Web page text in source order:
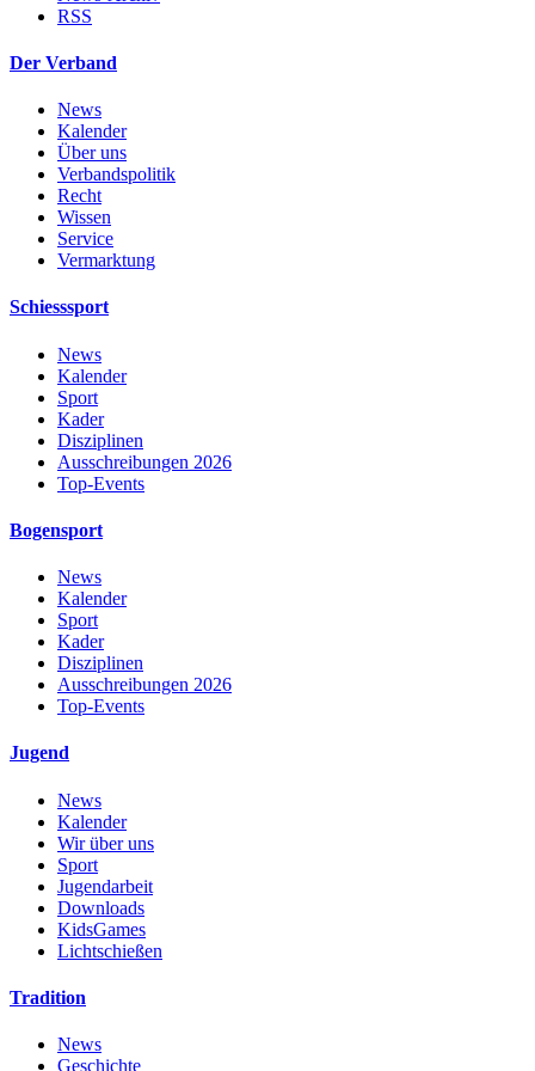
RSS
Der Verband
News
Kalender
Über uns
Verbandspolitik
Recht
Wissen
Service
Vermarktung
Schiesssport
News
Kalender
Sport
Kader
Disziplinen
Ausschreibungen 2026
Top-Events
Bogensport
News
Kalender
Sport
Kader
Disziplinen
Ausschreibungen 2026
Top-Events
Jugend
News
Kalender
Wir über uns
Sport
Jugendarbeit
Downloads
KidsGames
Lichtschießen
Tradition
News
Geschichte